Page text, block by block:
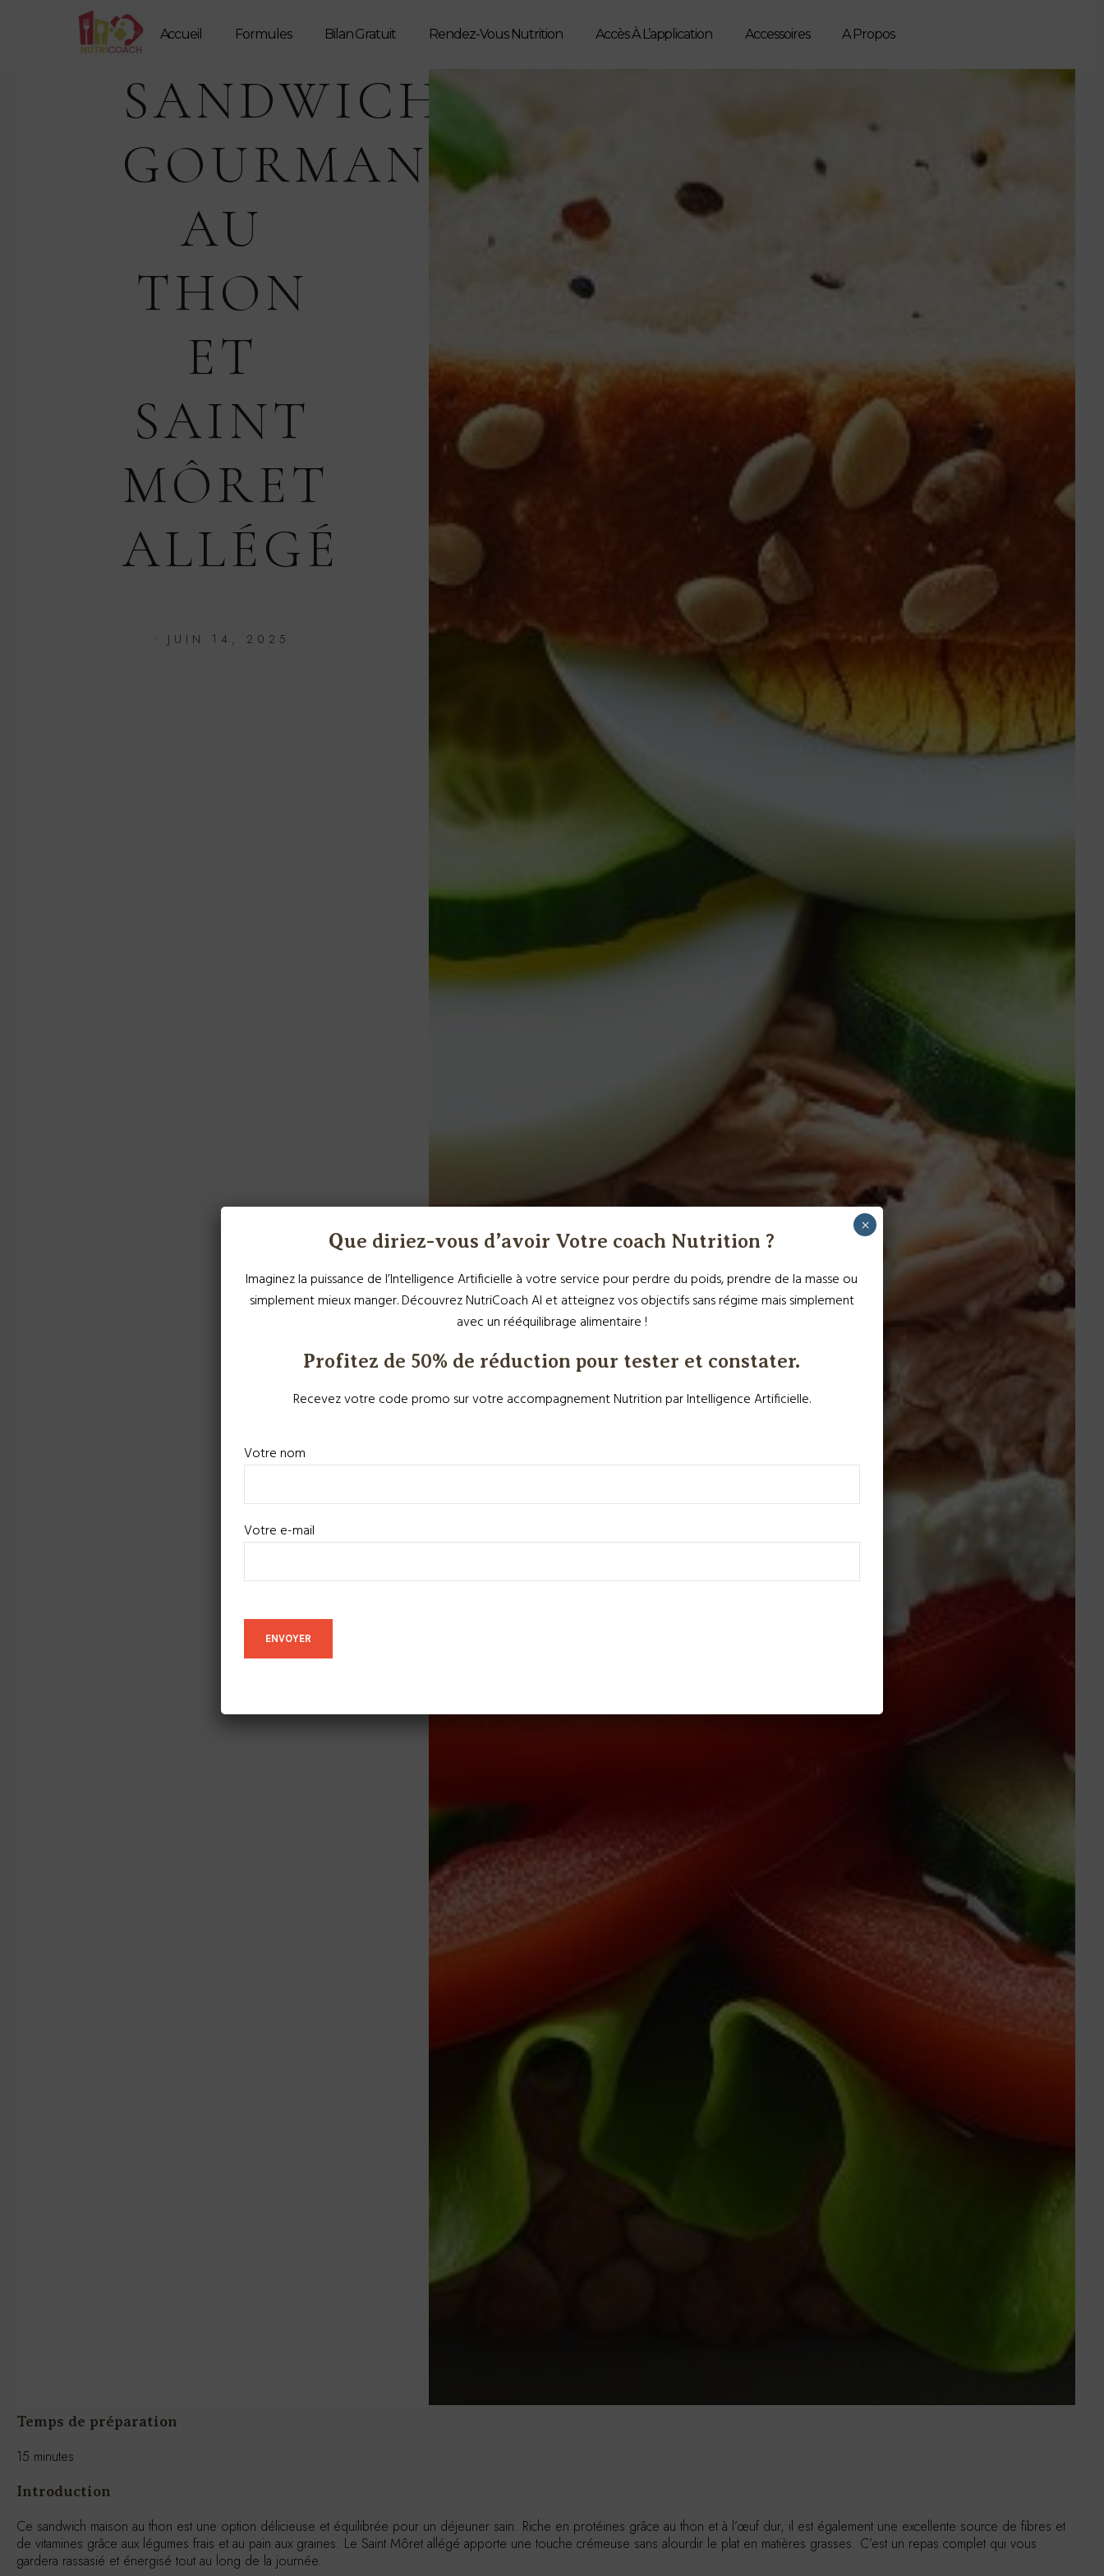
Accueil Formules Bilan Gratuit Rendez-Vous Nutrition Accès À L’application Accessoires A Propos
SANDWICH
GOURMAND
AU
THON
ET
SAINT
MÔRET
ALLÉGÉ
JUIN 14, 2025
Temps de préparation
15 minutes
Introduction
Ce sandwich maison au thon est une option délicieuse et équilibrée pour un déjeuner sain. Riche en protéines grâce au thon et à l’œuf dur, il est également une excellente source de fibres et
de vitamines grâce aux légumes frais et au pain aux graines. Le Saint Môret allégé apporte une touche crémeuse sans alourdir le plat en matières grasses. C’est un repas complet qui vous
gardera rassasié et énergisé tout au long de la journée.
Que diriez-vous d’avoir Votre coach Nutrition ?
Imaginez la puissance de l’Intelligence Artificielle à votre service pour perdre du poids, prendre de la masse ou
simplement mieux manger. Découvrez NutriCoach AI et atteignez vos objectifs sans régime mais simplement
avec un rééquilibrage alimentaire !
Profitez de 50% de réduction pour tester et constater.
Recevez votre code promo sur votre accompagnement Nutrition par Intelligence Artificielle.
Votre nom
Votre e-mail
×